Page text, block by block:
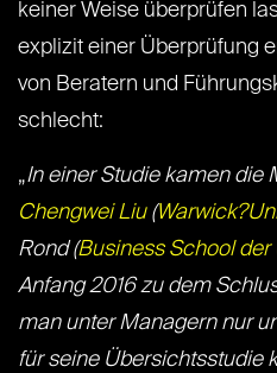
keiner Weise überprüfen
explizit einer Überprüfung
von Beratern und
schlecht:
„In einer Studie kamen die
Chengwei Liu(
Rond (Business School
Anfang 2016 zu dem
man unter Managern nur
für seine Übersichtsstudie